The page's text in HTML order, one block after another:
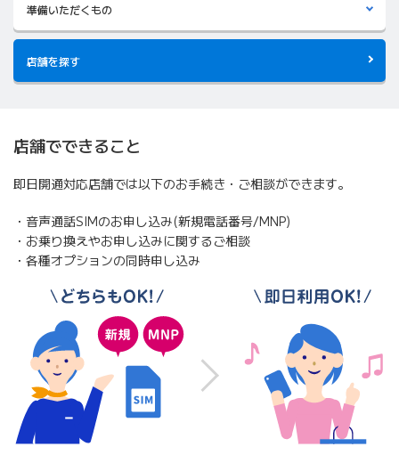
準備いただくもの
店舗を探す
店舗でできること
即日開通対応店舗では以下のお手続き・ご相談ができます。
音声通話SIMのお申し込み(新規電話番号/MNP)
お乗り換えやお申し込みに関するご相談
各種オプションの同時申し込み